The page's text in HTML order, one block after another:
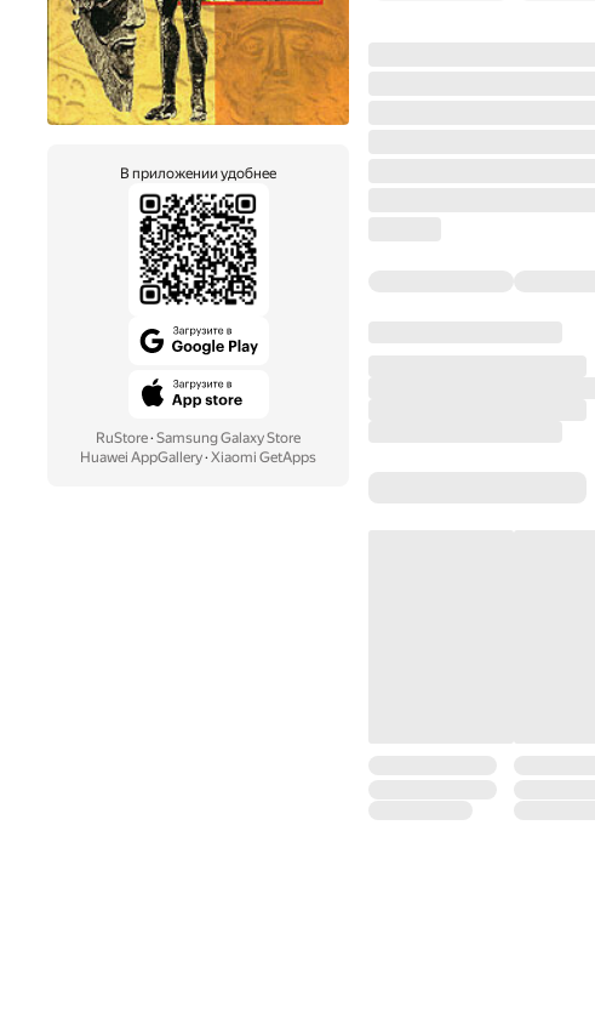
В приложении удобнее
RuStore· Samsung Galaxy Store
Huawei AppGallery· Xiaomi GetApps